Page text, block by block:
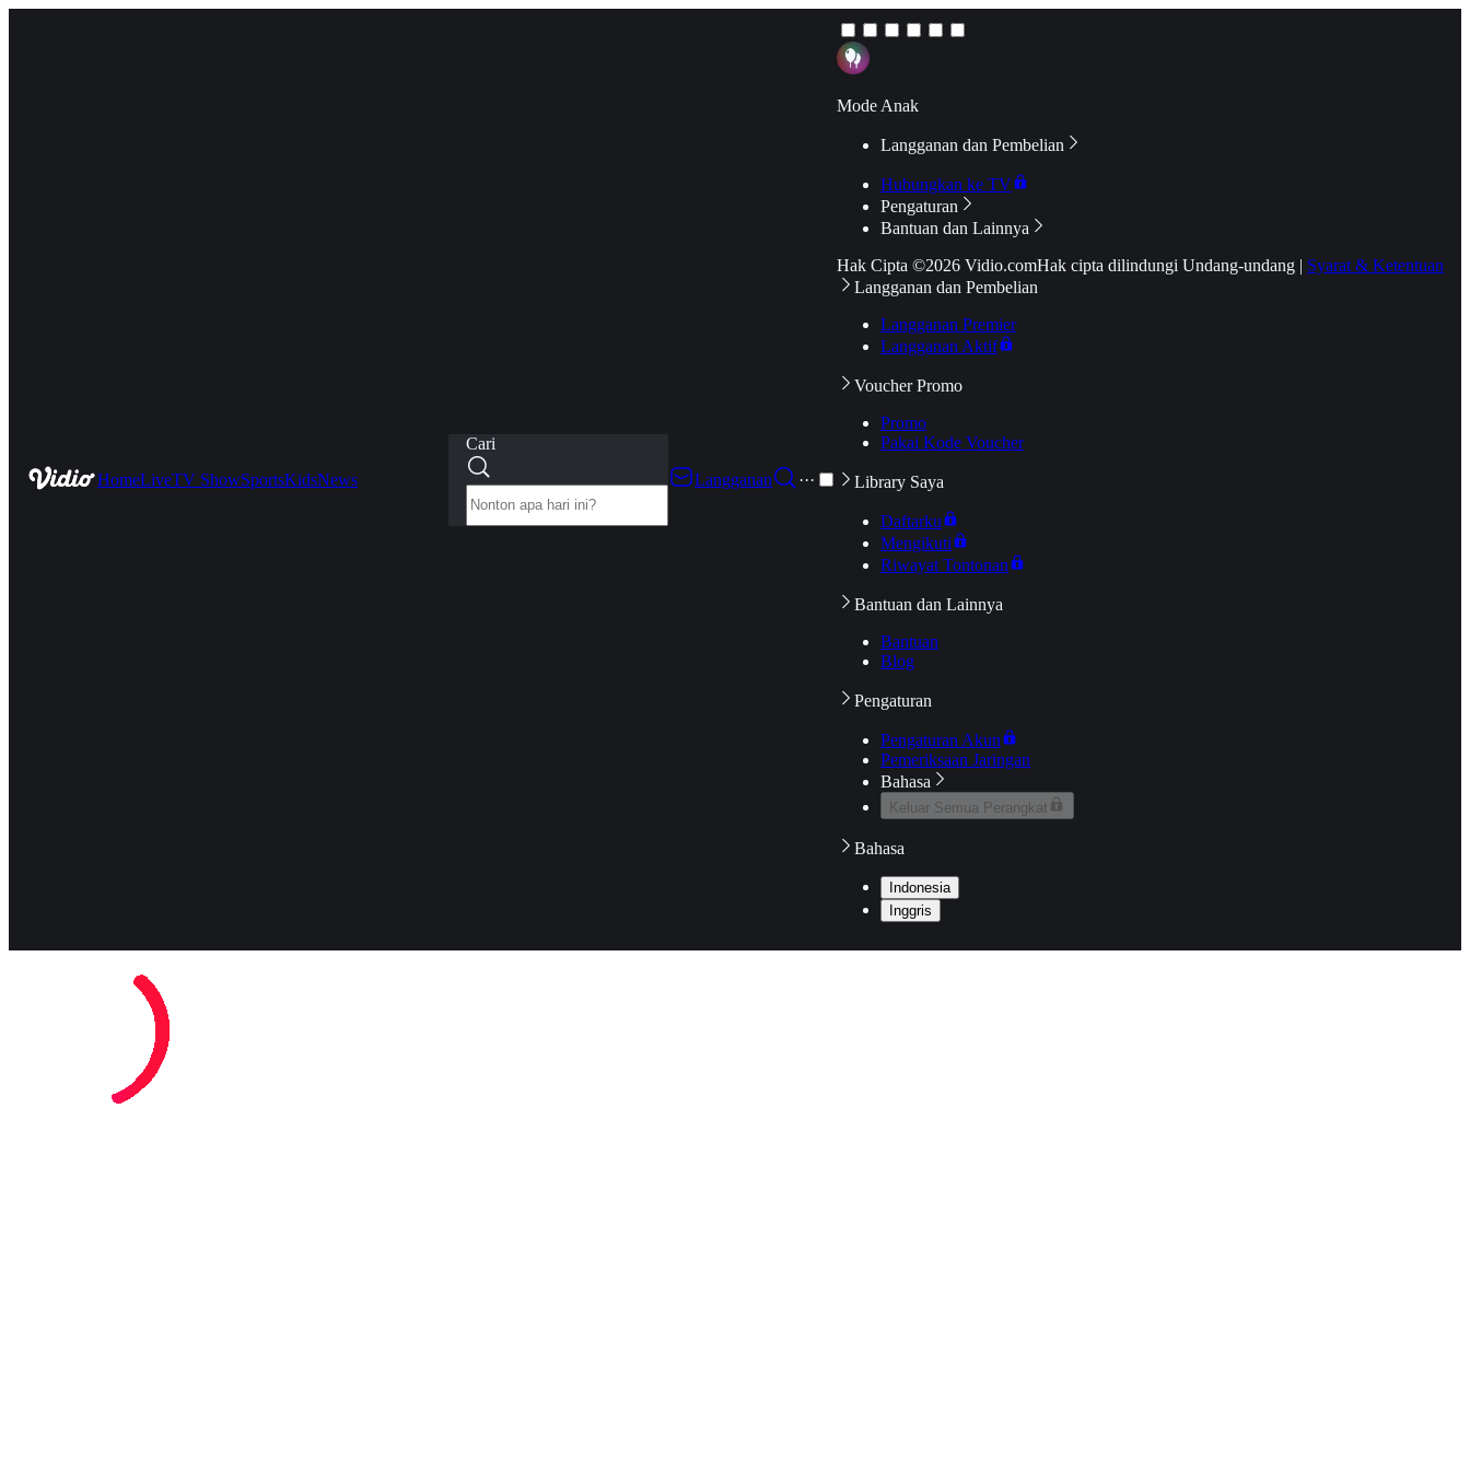
HomeLiveTV ShowSportsKidsNews
Cari
Langganan
···
Mode Anak
Langganan dan Pembelian
Hubungkan ke TV
Pengaturan
Bantuan dan Lainnya
Hak Cipta ©2026 Vidio.comHak cipta dilindungi Undang-undang | Syarat & Ketentuan
Langganan dan Pembelian
Langganan Premier
Langganan Aktif
Voucher Promo
Promo
Pakai Kode Voucher
Library Saya
Daftarku
Mengikuti
Riwayat Tontonan
Bantuan dan Lainnya
Bantuan
Blog
Pengaturan
Pengaturan Akun
Pemeriksaan Jaringan
Bahasa
Keluar Semua Perangkat
Bahasa
Indonesia
Inggris